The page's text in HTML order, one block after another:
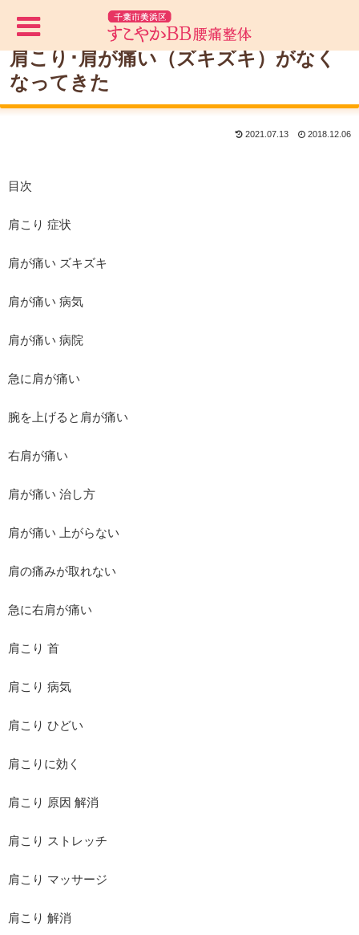
肩こり･肩が痛い（ズキズキ）がなく
なってきた
2021.07.13 2018.12.06
目次
肩こり 症状
肩が痛い ズキズキ
肩が痛い 病気
肩が痛い 病院
急に肩が痛い
腕を上げると肩が痛い
右肩が痛い
肩が痛い 治し方
肩が痛い 上がらない
肩の痛みが取れない
急に右肩が痛い
肩こり 首
肩こり 病気
肩こり ひどい
肩こりに効く
肩こり 原因 解消
肩こり ストレッチ
肩こり マッサージ
肩こり 解消